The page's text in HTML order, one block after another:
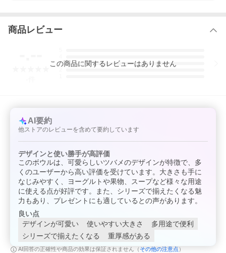
も発送に時間がかかります。また、完売となることもございます
のでご了承ください。在庫切れの場合ご連絡の後、キャンセル処
理させていただきますのでご了承くださいませ。お急ぎの場合、
特にギフトでのご購入をお考えの方はご注文前に在庫のご確認を
おススメします。
お買い上げの前に
※釉薬の特性上、多少の突起や色ムラ等がある場合がございま
す。
※製造工程上避けられない小キズ、高台のへこみ、色ムラや歪
み、黒点が見られる場合がございます。
※絵柄は一つひとつ手描きで施しています。色の濃さやムラ、位
置のズレなど個体差が生じます。
予めご了承のうえご注文ください。
商品レビュー
3
この商品に関するレビューはありません
AI要約
他ストアのレビューを含めて要約しています
デザインと使い勝手が高評価
このボウルは、可愛らしいツバメのデザインが特徴で、多
くのユーザーから高い評価を受けています。大きさも手に
なじみやすく、ヨーグルトや果物、スープなど様々な用途
に使える点が好評です。また、シリーズで揃えたくなる魅
力もあり、プレゼントにも適しているとの声があります。
良い点
デザインが可愛い
使いやすい大きさ
多用途で便利
シリーズで揃えたくなる
重厚感がある
AI回答の正確性や商品の効果は保証されません（ その他の注意点 ）